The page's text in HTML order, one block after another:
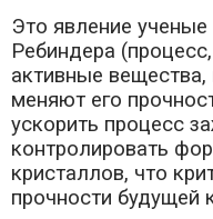
Это явление
Ребиндера
активные
меняют его
ускорить процесс
контролировать
кристаллов, что
прочности будущей